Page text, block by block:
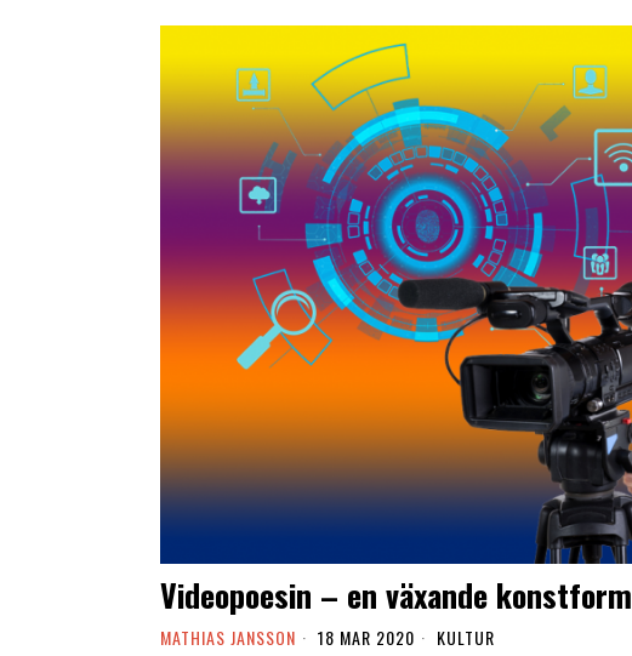
Videopoesin – en växande konstform
MATHIAS JANSSON 18 MAR 2020 KULTUR